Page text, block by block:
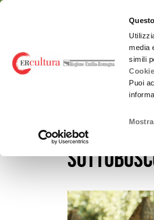
media
simili
Puoi
Torna
Cerca
Salta
Salta
Chi siamo
Promozione
attività Culturali e
Carnevali storici
Promozione
culturale
NOTIZIE
Speciale